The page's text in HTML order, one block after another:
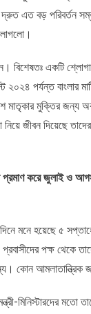
এত বড় পরিবর্তন
বিশেষতঃ একটি
পর্যন্ত বাংলার
মাতৃকার মুক্তির
জীবন দিয়েছে
প্রমাণ করে জুলাই ও
মনে হয়েছে ৫
পক্ষ থেকে
কোন আমলাতান্ত্রিক
মিনিস্টারদের মতো